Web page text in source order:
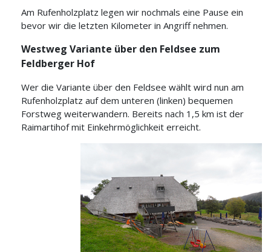
Am Rufenholzplatz legen wir nochmals eine Pause ein
bevor wir die letzten Kilometer in Angriff nehmen.
Westweg Variante über den Feldsee zum
Feldberger Hof
Wer die Variante über den Feldsee wählt wird nun am
Rufenholzplatz auf dem unteren (linken) bequemen
Forstweg weiterwandern. Bereits nach 1,5 km ist der
Raimartihof mit Einkehrmöglichkeit erreicht.